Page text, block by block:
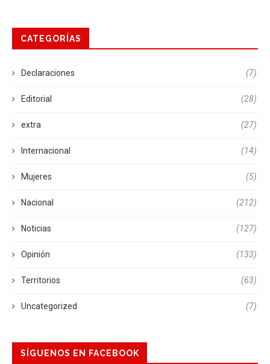
CATEGORÍAS
Declaraciones (7)
Editorial (28)
extra (27)
Internacional (14)
Mujeres (5)
Nacional (212)
Noticias (127)
Opinión (133)
Territorios (63)
Uncategorized (7)
SÍGUENOS EN FACEBOOK